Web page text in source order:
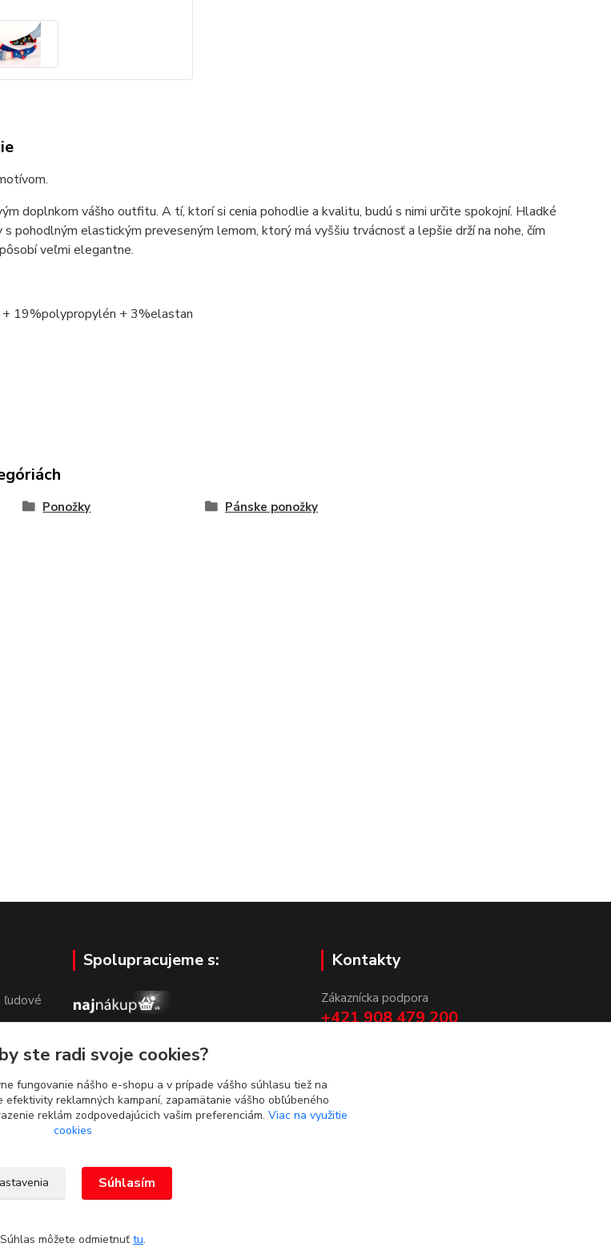
doplnkom vášho outfitu. A tí, ktorí si cenia pohodlie a kvalitu, budú s nimi určite spokojní. Hladké
pohodlným elastickým preveseným lemom, ktorý má vyššiu trvácnosť a lepšie drží na nohe, čím
veľmi elegantne.
19%polypropylén + 3%elastan
Ponožky Pánske ponožky
ľudové
Spolupracujeme s: Kontakty
Zákaznícka podpora
+421 908 479 200
ste radi svoje cookies?
fungovanie nášho e-shopu a v prípade vášho súhlasu tiež na
reklamných kampaní, zapamätanie vášho obľúbeného
reklám zodpovedajúcich vašim preferenciám. Viac na využitie
cookies
Súhlasím
Súhlas môžete odmietnuť tu.